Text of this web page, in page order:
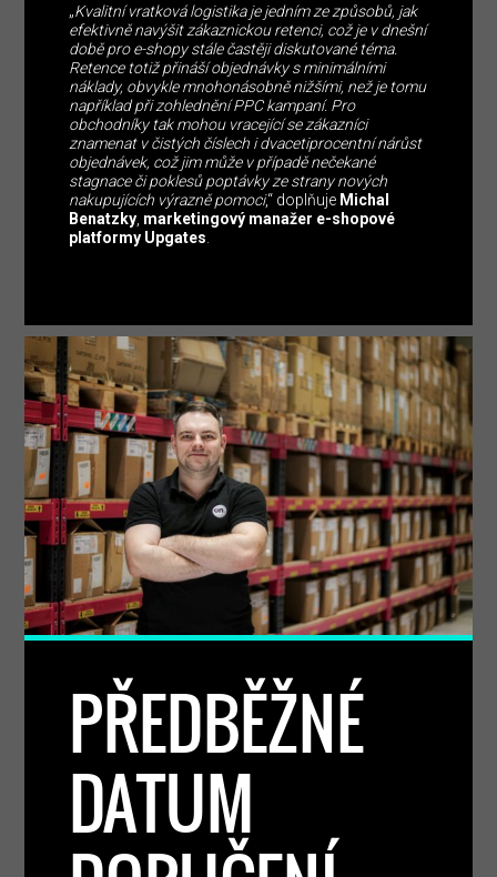
„Kvalitní vratková logistika je jedním ze způsobů, jak
efektivně navýšit zákaznickou retenci, což je v dnešní
době pro e-shopy stále častěji diskutované téma.
Retence totiž přináší objednávky s minimálními
náklady, obvykle mnohonásobně nižšími, než je tomu
například při zohlednění PPC kampaní. Pro
obchodníky tak mohou vracející se zákazníci
znamenat v čistých číslech i dvacetiprocentní nárůst
objednávek, což jim může v případě nečekané
stagnace či poklesů poptávky ze strany nových
nakupujících výrazně pomoci,“ doplňuje Michal
Benatzky marketingový manažer e-shopové
platformy Upgates
PŘEDBĚŽNÉ
DATUM